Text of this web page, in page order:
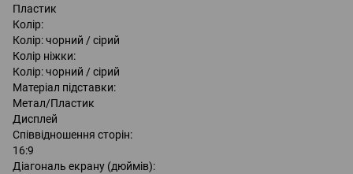
Пластик
Колір:
Колір: чорний / сірий
Колір ніжки:
Колір: чорний / сірий
Матеріал підставки:
Метал/Пластик
Дисплей
Співвідношення сторін:
16:9
Діагональ екрану (дюймів):